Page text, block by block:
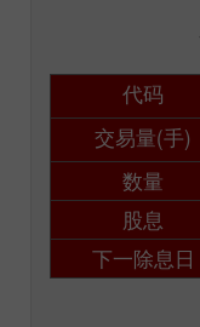
代码
交易量(手)
数量
股息
下一除息日